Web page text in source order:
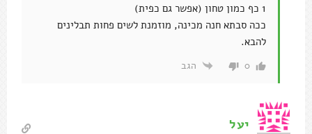
1 כף כמון טחון (אפשר גם כפית)
ככה סבתא חנה מכינה, מוזמנת לשים פחות תבלינים
להבא.
0 הגב
יעל